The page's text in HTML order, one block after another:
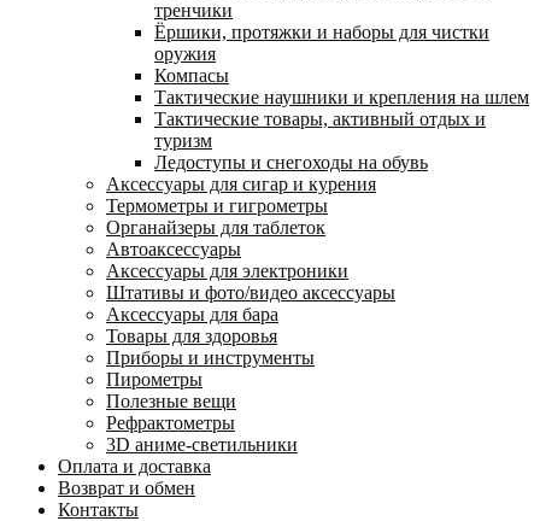
тренчики
Ëршики, протяжки и наборы для чистки
оружия
Компасы
Тактические наушники и крепления на шлем
Тактические товары, активный отдых и
туризм
Ледоступы и снегоходы на обувь
Аксессуары для сигар и курения
Термометры и гигрометры
Органайзеры для таблеток
Автоаксессуары
Аксессуары для электроники
Штативы и фото/видео аксессуары
Аксессуары для бара
Товары для здоровья
Приборы и инструменты
Пирометры
Полезные вещи
Рефрактометры
3D аниме-светильники
Оплата и доставка
Возврат и обмен
Контакты